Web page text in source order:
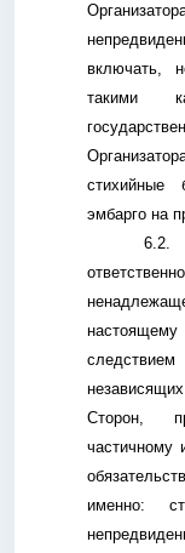
включать,
такими
стихийные
эмбарго на
6.2.
Сторон,
частичному
именно: